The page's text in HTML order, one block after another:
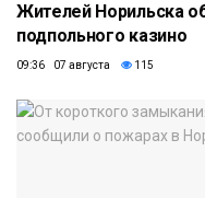
Жителей Норильска
подпольного казино
09:36 07 августа 115